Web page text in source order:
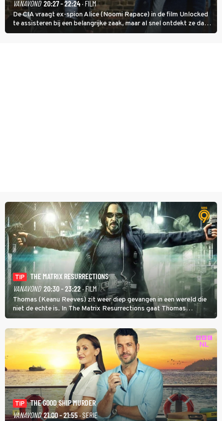
VANAVOND 20:27 - 22:24· FILM
De CIA vraagt ex-spion Alice (Noomi Rapace) in de film Unlocked
te assisteren bij een belangrijke zaak, maar al snel ontdekt ze dat
degene die haar aanstelde kwade bedoelingen heeft.
TIP
THE MATRIX RESURRECTIONS
VANAVOND 20:30 - 23:22· FILM
Thomas (Keanu Reeves) zit weer diep gevangen in een wereld die
niet de echte is. In The Matrix Resurrections gaat Thomas
proberen uit deze schijnwereld te ontsnappen.
TIP
THE GOOD SHIP MURDER
VANAVOND 21:00 - 21:55· SERIE